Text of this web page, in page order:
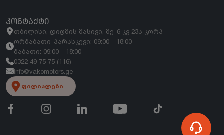
ᲙᲝᲜᲢᲐᲥᲢᲘ
თბილისი, დიღმის მასივი, მე-6 კვ 23ა კორპ
ორშაბათი-პარასკევი: 09:00 - 18:00
შაბათი: 09:00 - 18:00
0322 49 75 75 (116)
info@vakomotors.ge
ფილიალები